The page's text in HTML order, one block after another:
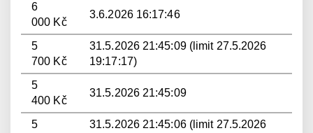
6
000 Kč
3.6.2026 16:17:46
5
700 Kč
31.5.2026 21:45:09 (limit 27.5.2026
19:17:17)
5
400 Kč
31.5.2026 21:45:09
5
31.5.2026 21:45:06 (limit 27.5.2026